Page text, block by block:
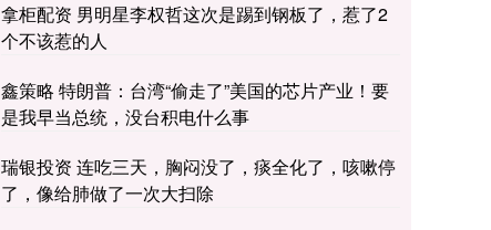
拿柜配资 男明星李权哲这次是踢到钢板了，惹了2
个不该惹的人
鑫策略 特朗普：台湾“偷走了”美国的芯片产业！要
是我早当总统，没台积电什么事
瑞银投资 连吃三天，胸闷没了，痰全化了，咳嗽停
了，像给肺做了一次大扫除